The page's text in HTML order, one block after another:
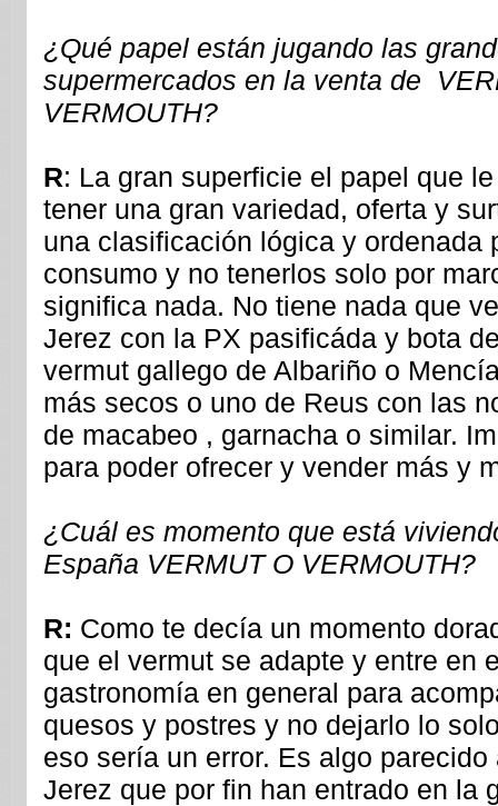
¿Qué papel están jugando las
supermercados en la venta de
VERMOUTH?
R: La gran superficie el papel que
tener una gran variedad, oferta y
una clasificación lógica y ordenada
consumo y no tenerlos solo por
significa nada. No tiene nada que
Jerez con la PX pasificáda y bota
vermut gallego de Albariño o
más secos o uno de Reus con las
de macabeo , garnacha o similar.
para poder ofrecer y vender más y
¿Cuál es momento que está
España VERMUT O VERMOUTH?
R: Como te decía un momento
que el vermut se adapte y entre en
gastronomía en general para
quesos y postres y no dejarlo lo
eso sería un error. Es algo
Jerez que por fin han entrado en la